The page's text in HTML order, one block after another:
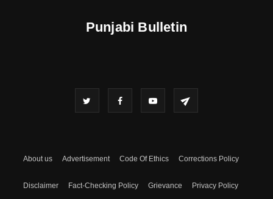
Punjabi Bulletin
About us Advertisement Code Of Ethics Corrections Policy
Disclaimer Fact-Checking Policy Grievance Privacy Policy